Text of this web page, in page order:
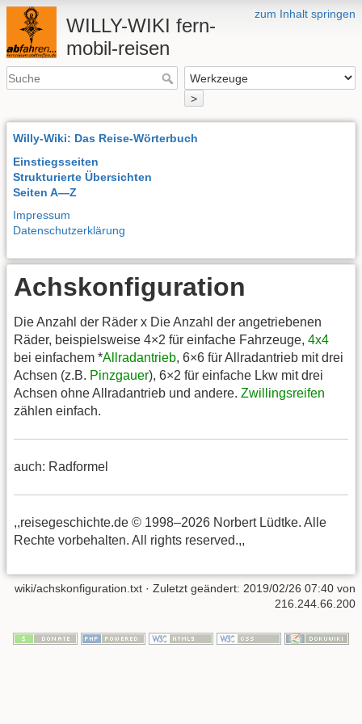
zum Inhalt springen
WILLY-WIKI fern-
mobil-reisen
>
Willy-Wiki: Das Reise-Wörterbuch
Einstiegsseiten
Strukturierte Übersichten
Seiten A—Z
Impressum
Datenschutzerklärung
Achskonfiguration
Die Anzahl der Räder x Die Anzahl der angetriebenen
Räder, beispielsweise 4×2 für einfache Fahrzeuge, 4x4
bei einfachem *Allradantrieb, 6×6 für Allradantrieb mit drei
Achsen (z.B. Pinzgauer), 6×2 für einfache Lkw mit drei
Achsen ohne Allradantrieb und andere. Zwillingsreifen
zählen einfach.
auch: Radformel
,,reisegeschichte.de © 1998–2026 Norbert Lüdtke. Alle
Rechte vorbehalten. All rights reserved.,,
wiki/achskonfiguration.txt · Zuletzt geändert: 2019/02/26 07:40 von
216.244.66.200